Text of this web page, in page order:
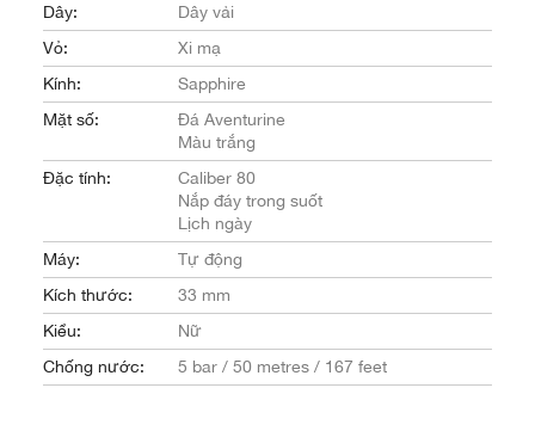
Dây:
Dây vải
Vỏ:
Xi mạ
Kính:
Sapphire
Mặt số:
Đá Aventurine
Màu trắng
Đặc tính:
Caliber 80
Nắp đáy trong suốt
Lịch ngày
Máy:
Tự động
Kích thước:
33 mm
Kiểu:
Nữ
Chống nước:
5 bar / 50 metres / 167 feet